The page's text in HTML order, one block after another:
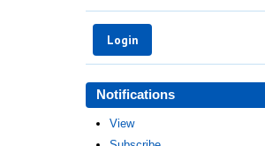
Notifications
View